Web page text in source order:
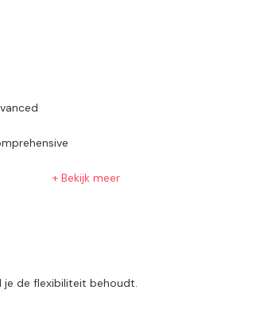
+ Bekijk meer
je de flexibiliteit behoudt.